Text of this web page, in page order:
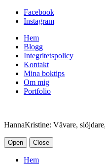
Facebook
Instagram
Hem
Blogg
Integritetspolicy
Kontakt
Mina boktips
Om mig
Portfolio
HannaKristine: Vävare,
Open Close
Hem